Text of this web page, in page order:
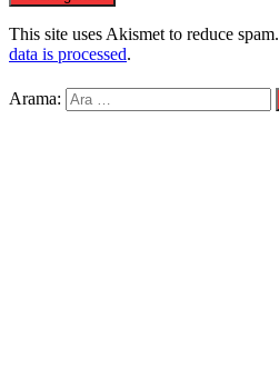
This site uses Akismet to reduce spam.
data is processed.
Arama: